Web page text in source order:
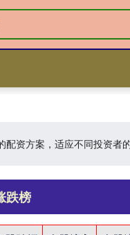
资方案，适应不同投资者的
跌榜